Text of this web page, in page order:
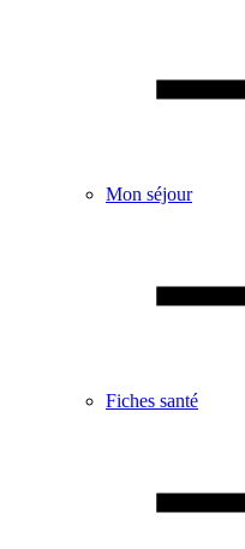
Mon séjour
Fiches santé